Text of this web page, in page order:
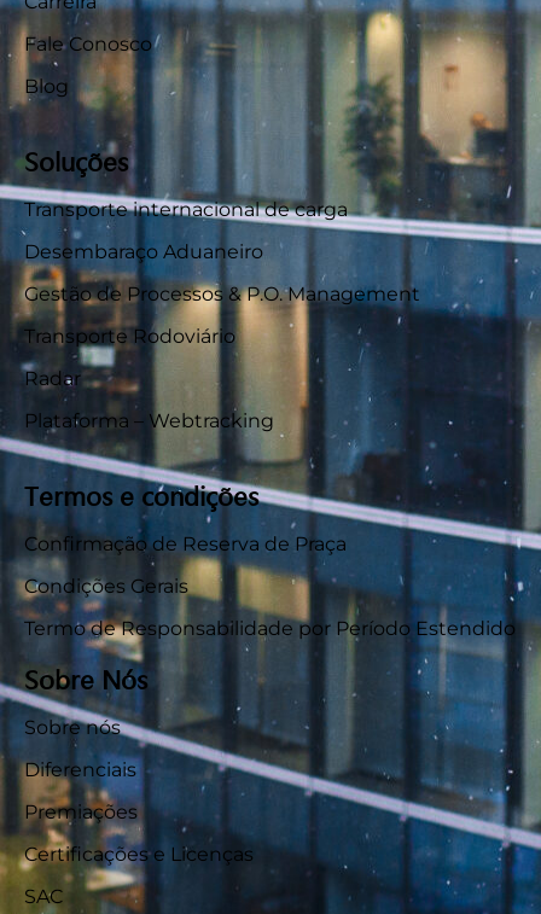
Fale Conosco
Blog
Soluções
Transporte internacional de carga
Desembaraço Aduaneiro
Gestão de Processos & P.O. Management
Transporte Rodoviário
Radar
Plataforma – Webtracking
Termos e condições
Confirmação de Reserva de Praça
Condições Gerais
Termo de Responsabilidade por Período Estendido
Sobre Nós
Sobre nós
Diferenciais
Premiações
Certificações e Licenças
SAC